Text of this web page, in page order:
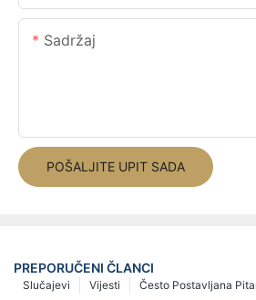
Sadržaj
POŠALJITE UPIT SADA
PREPORUČENI ČLANCI
Često Postavljana
Vijesti
Slučajevi